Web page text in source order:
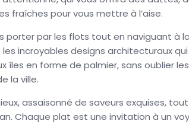
scintillantes créent une atmosphère
des souvenirs précieux et une nouvelle
soyez en couple, en famille ou entre
ne pas manquer. Réservez dès
les eaux de Dubaï !
fraîches pour vous mettre à l’aise.
porter par les flots tout en naviguant à la
les incroyables designs architecturaux qui
îles en forme de palmier, sans oublier les
la ville.
assaisonné de saveurs exquises,
Chaque plat est une invitation à un